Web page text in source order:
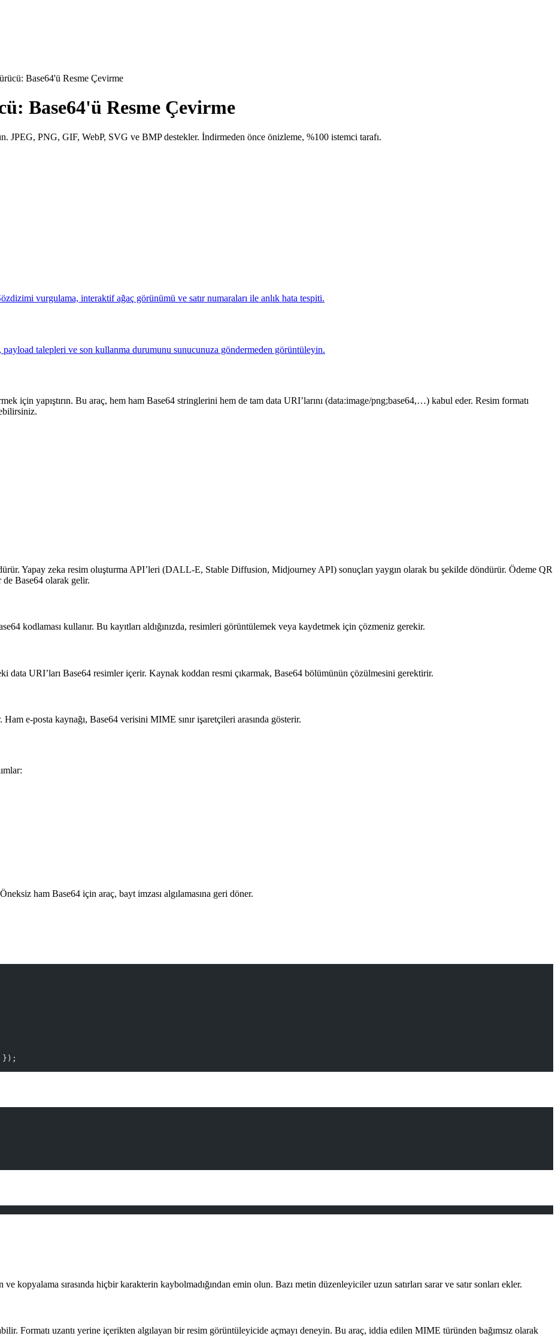
Base64'ü Resme Çevirme
Base64'ü Resme Çevirme
JPEG, PNG, GIF, WebP, SVG ve BMP destekler. İndirmeden önce önizleme, %100 istemci tarafı.
vurgulama, interaktif ağaç görünümü ve satır numaraları ile anlık hata tespiti.
payload talepleri ve son kullanma durumunu sunucunuza göndermeden görüntüleyin.
için yapıştırın. Bu araç, hem ham Base64 stringlerini hem de tam data URI’larını (data:image/png;base64,…) kabul eder. Resim formatı
Yapay zeka resim oluşturma API’leri (DALL-E, Stable Diffusion, Midjourney API) sonuçları yaygın olarak bu şekilde döndürür. Ödeme QR
Base64 olarak gelir.
kodlaması kullanır. Bu kayıtları aldığınızda, resimleri görüntülemek veya kaydetmek için çözmeniz gerekir.
data URI’ları Base64 resimler içerir. Kaynak koddan resmi çıkarmak, Base64 bölümünün çözülmesini gerektirir.
e-posta kaynağı, Base64 verisini MIME sınır işaretçileri arasında gösterir.
ham Base64 için araç, bayt imzası algılamasına geri döner.
});
kopyalama sırasında hiçbir karakterin kaybolmadığından emin olun. Bazı metin düzenleyiciler uzun satırları sarar ve satır sonları ekler.
Formatı uzantı yerine içerikten algılayan bir resim görüntüleyicide açmayı deneyin. Bu araç, iddia edilen MIME türünden bağımsız olarak